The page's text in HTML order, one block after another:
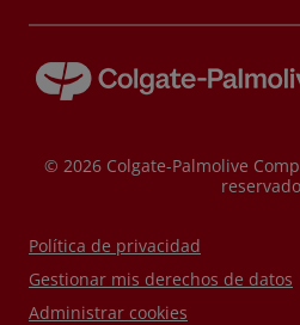
© 2026 Colgate-Palmolive
Política de privacidad
Gestionar mis derechos de datos
Administrar cookies